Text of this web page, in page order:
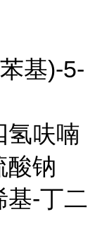
基)-5-
氢呋喃
酸钠
基-丁二